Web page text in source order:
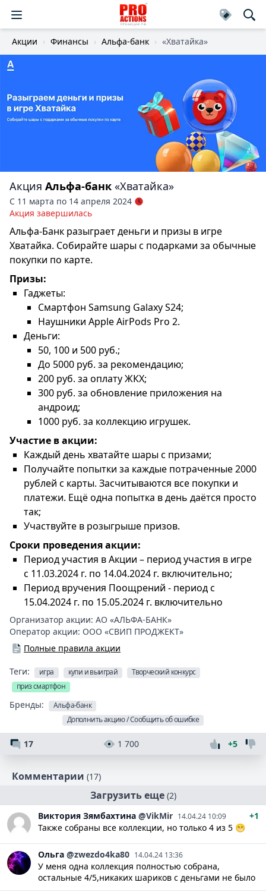
Акции Финансы Альфа-банк «Хватайка»
Акция Альфа-банк «Хватайка»
С 11 марта по 14 апреля 2024
Акция завершилась
Альфа-Банк разыграет деньги и призы в игре
Хватайка. Собирайте шары с подарками за обычные
покупки по карте.
Призы:
Гаджеты:
Смартфон Samsung Galaxy S24;
Наушники Apple AirPods Pro 2.
Деньги:
50, 100 и 500 руб.;
До 5000 руб. за рекомендацию;
200 руб. за оплату ЖКХ;
300 руб. за обновление приложения на
андроид;
1000 руб. за коллекцию игрушек.
Участие в акции:
Каждый день хватайте шары с призами;
Получайте попытки за каждые потраченные 2000
рублей с карты. Засчитываются все покупки и
платежи. Ещё одна попытка в день даётся просто
так;
Участвуйте в розыгрыше призов.
Сроки проведения акции:
Период участия в Акции – период участия в игре
с 11.03.2024 г. по 14.04.2024 г. включительно;
Период вручения Поощрений - период с
15.04.2024 г. по 15.05.2024 г. включительно
Организатор акции: АО «АЛЬФА-БАНК»
Оператор акции: ООО «СВИП ПРОДЖЕКТ»
Полные правила акции
Теги: игра купи и выиграй
Творческий конкурс
приз смартфон
Бренды:
Альфа-банк
Дополнить акцию / Сообщить об ошибке
17 1 700 +5
Комментарии (17)
Загрузить еще (2)
Виктория Зямбахтина @VikMir 14.04.24 10:09
+1
Также собраны все коллекции, но только 4 из 5 😁
Ольга @zwezdo4ka80 14.04.24 13:36
У меня одна коллекция полностью собрана,
остальные 4/5,никаких шариков с деньгами не было